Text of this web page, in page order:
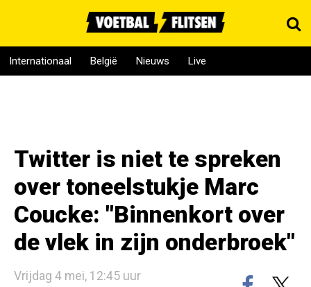
Internationaal België Nieuws Live
Twitter is niet te spreken
over toneelstukje Marc
Coucke: "Binnenkort over
de vlek in zijn onderbroek"
Vrijdag 4 mei, 12:45 uur